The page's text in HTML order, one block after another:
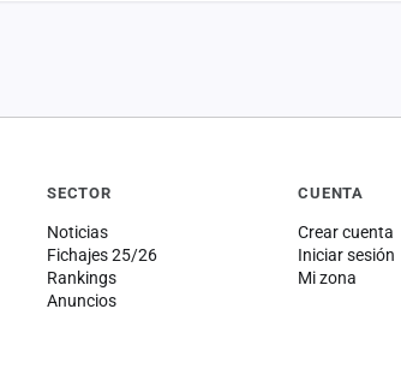
SECTOR
Noticias
Fichajes 25/26
Rankings
Anuncios
CUENTA
Crear cuenta
Iniciar sesión
Mi zona